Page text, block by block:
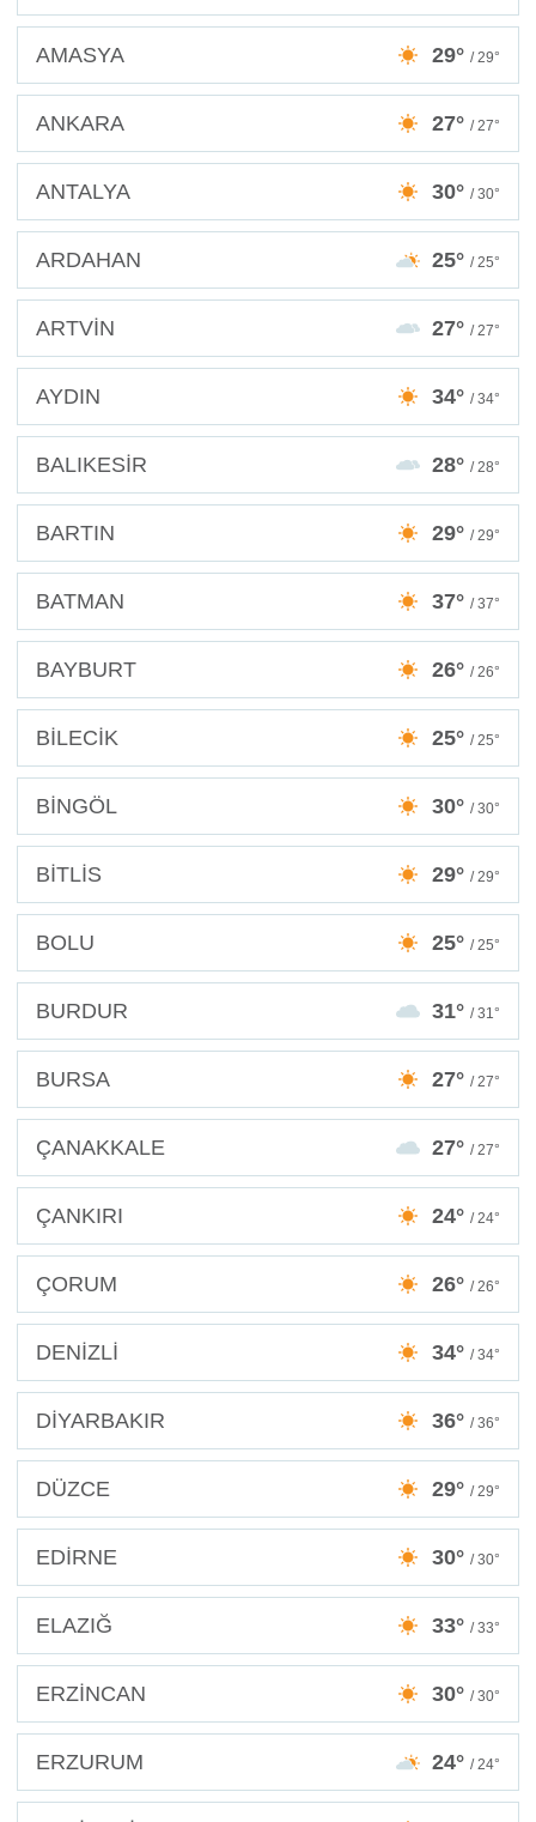
AMASYA 29° / 29°
ANKARA 27° / 27°
ANTALYA 30° / 30°
ARDAHAN 25° / 25°
ARTVİN 27° / 27°
AYDIN 34° / 34°
BALIKESİR 28° / 28°
BARTIN 29° / 29°
BATMAN 37° / 37°
BAYBURT 26° / 26°
BİLECİK 25° / 25°
BİNGÖL 30° / 30°
BİTLİS 29° / 29°
BOLU 25° / 25°
BURDUR 31° / 31°
BURSA 27° / 27°
ÇANAKKALE 27° / 27°
ÇANKIRI 24° / 24°
ÇORUM 26° / 26°
DENİZLİ 34° / 34°
DİYARBAKIR 36° / 36°
DÜZCE 29° / 29°
EDİRNE 30° / 30°
ELAZIĞ 33° / 33°
ERZİNCAN 30° / 30°
ERZURUM 24° / 24°